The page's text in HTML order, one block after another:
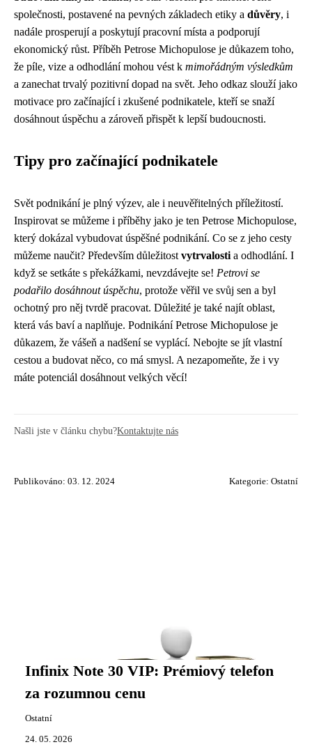
společnosti, postavené na pevných základech etiky a důvěry, i
nadále prosperují a poskytují pracovní místa a podporují
ekonomický růst. Příběh Petrose Michopulose je důkazem toho,
že píle, vize a odhodlání mohou vést k mimořádným výsledkům
a zanechat trvalý pozitivní dopad na svět. Jeho odkaz slouží jako
motivace pro začínající i zkušené podnikatele, kteří se snaží
dosáhnout úspěchu a zároveň přispět k lepší budoucnosti.
Tipy pro začínající podnikatele
Svět podnikání je plný výzev, ale i neuvěřitelných příležitostí.
Inspirovat se můžeme i příběhy jako je ten Petrose Michopulose,
který dokázal vybudovat úspěšné podnikání. Co se z jeho cesty
můžeme naučit? Především důležitost vytrvalosti a odhodlání. I
když se setkáte s překážkami, nevzdávejte se! Petrovi se
podařilo dosáhnout úspěchu, protože věřil ve svůj sen a byl
ochotný pro něj tvrdě pracovat. Důležité je také najít oblast,
která vás baví a naplňuje. Podnikání Petrose Michopulose je
důkazem, že vášeň a nadšení se vyplácí. Nebojte se jít vlastní
cestou a budovat něco, co má smysl. A nezapomeňte, že i vy
máte potenciál dosáhnout velkých věcí!
Našli jste v článku chybu?Kontaktujte nás
Publikováno: 03. 12. 2024 Kategorie: Ostatní
Infinix Note 30 VIP: Prémiový telefon
za rozumnou cenu
Ostatní
24. 05. 2026